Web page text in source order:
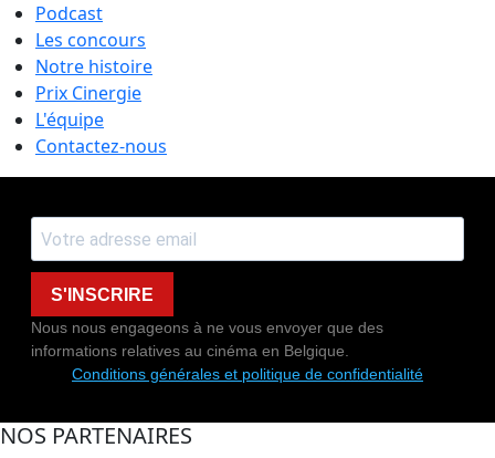
Podcast
Les concours
Notre histoire
Prix Cinergie
L'équipe
Contactez-nous
S'INSCRIRE
Nous nous engageons à ne vous envoyer que des
informations relatives au cinéma en Belgique.
Conditions générales et politique de confidentialité
NOS PARTENAIRES